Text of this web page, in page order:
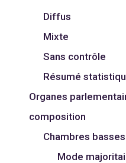
Diffus
Mixte
Sans contrôle
Résumé
Organes
composition
Chambres basses
Mode